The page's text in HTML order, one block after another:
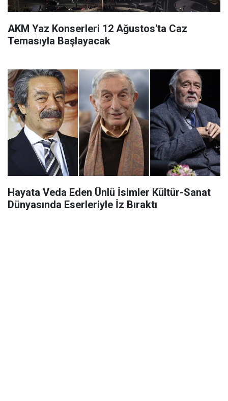
AKM Yaz Konserleri 12 Ağustos'ta Caz
Temasıyla Başlayacak
Hayata Veda Eden Ünlü İsimler Kültür-Sanat
Dünyasında Eserleriyle İz Bıraktı